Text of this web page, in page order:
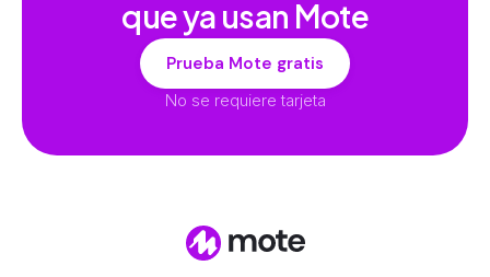
que ya usan Mote
Prueba Mote gratis
No se requiere tarjeta